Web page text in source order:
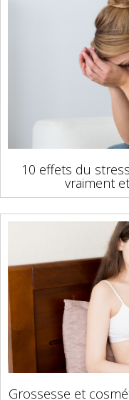
10 effets du
vraiment
Grossesse et